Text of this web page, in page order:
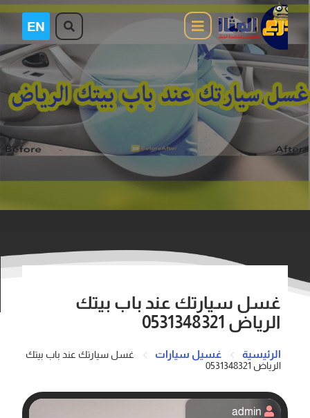
غسل سيارتك عند باب بيتك
الرياض 0531348321
الرئيسية غسيل سيارات
غسل سيارتك عند باب بيتك
الرياض 0531348321
admin